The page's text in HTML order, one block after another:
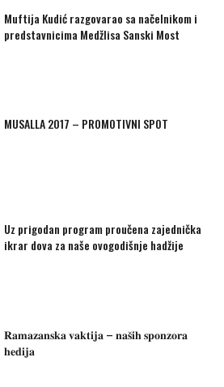
Muftija Kudić razgovarao sa načelnikom i
predstavnicima Medžlisa Sanski Most
MUSALLA 2017 – PROMOTIVNI SPOT
Uz prigodan program proučena zajednička
ikrar dova za naše ovogodišnje hadžije
𝐑𝐚𝐦𝐚𝐳𝐚𝐧𝐬𝐤𝐚 𝐯𝐚𝐤𝐭𝐢𝐣𝐚 – 𝐧𝐚𝐬̌𝐢𝐡 𝐬𝐩𝐨𝐧𝐳𝐨𝐫𝐚
𝐡𝐞𝐝𝐢𝐣𝐚